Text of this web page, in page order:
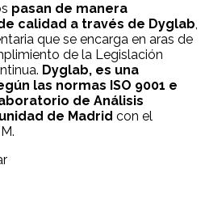
pasan de manera
calidad a través de Dyglab,
que se encarga en aras de
de la Legislación
Dyglab, es una
las normas ISO 9001 e
de Análisis
de Madrid con el